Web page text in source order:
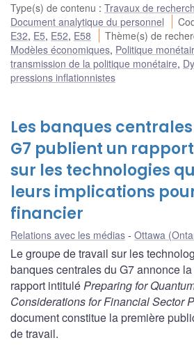
Type(s) de contenu : Travaux de
Document analytique du personnel
E32, E5, E52, E58 Thème(s) de
Modèles économiques, Politique
transmission de la politique monétaire,
pressions inflationnistes
Les banques
G7 publient un
sur les technologies
leurs implications
financier
Relations avec les médias Ottawa
Le groupe de travail sur les
banques centrales du G7 annonce
rapport intituléPreparing for
Considerations for Financial Sector
document constitue la première
de travail.